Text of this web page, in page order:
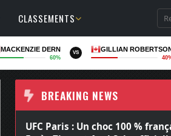
CLASSEMENTS
MACKENZIE DERN
60%
VS GILLIAN
BREAKING NEWS
UFC Paris : Un choc 100 %